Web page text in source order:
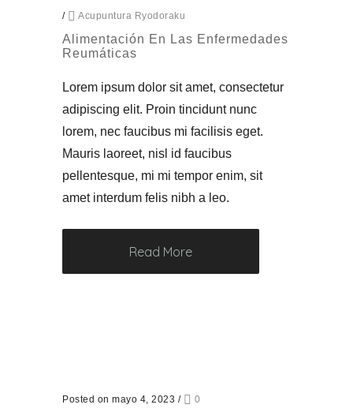
/
Acupuntura Ryodoraku
Alimentación En Las Enfermedades
Reumáticas
Lorem ipsum dolor sit amet, consectetur
adipiscing elit. Proin tincidunt nunc
lorem, nec faucibus mi facilisis eget.
Mauris laoreet, nisl id faucibus
pellentesque, mi mi tempor enim, sit
amet interdum felis nibh a leo.
Read More
Posted on mayo 4, 2023 /
0